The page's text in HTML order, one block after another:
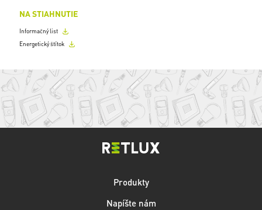
NA STIAHNUTIE
Informačný list
Energetický štítok
Produkty
Napíšte nám